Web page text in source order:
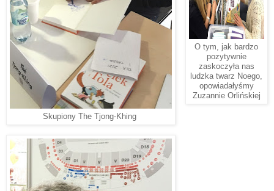
Skupiony The Tjong-Khing
O tym, jak bardzo
pozytywnie
zaskoczyła nas
ludzka twarz Noego,
opowiadałyśmy
Zuzannie Orlińskiej